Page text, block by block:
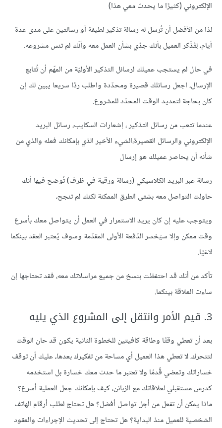
الإلكتروني (كثيرًا ما يحدث معي هذا)
لذا من الأفضل أن تُرسل له رسالة تذكير لطيفة أو رسالتين على مدى عدة
أيام، لِتُذّكر العميل بأنك جدّي بشأن العمل معه وأنّك لم تنس مشروعه.
في حال لم يستجب عميلك لرسائل التذكير الأوليّة من المهّم أن تُتابع
الإرسال، اجعل رسائلك قصيرة ومحدّدة واطلب ردًا سريعا يبين لك إن
كان بحاجة لتمديد الوقت المحدّد للمشروع.
عندما تتعب من رسائل التذكير ، إشعارات السكايب، رسائل البريد
الإلكتروني والرسائل القصيرة،الشيء الأخير الذي بإمكانك فعله والذي من
شأنه أن يحاصر عميلك هو إرسال
رسالة عبر البريد الكلاسيكي (رسالة ورقية في ظرف) تُوضح فيها أنك
حاولت التواصل معه بشتى الطرق الممكنة لكنك لم تنجح،
ويتوجب عليه إن كان يريد الاستمرار في العمل أن يتواصل معك بأسرع
وقت ممكن وإلا سيَخسر الدّفعة الأولى المقدّمة وسوف يُعتبر العقد بينكما
لاغيًا.
تأكد من أنك قد احتفظت بنسخ من جميع مراسلاتك معه، فقد تحتاجها إن
ساءت العلاقة بينكما.
3. قيم الأمر وانتقل إلى المشروع الذي يليه
بعد أن تعطي وقتًا وطاقة كافيتين للخطوة الثانية يكون قد حان الوقت
لتتحرك، لا تعطي هذا العميل أي مساحة من تفكيرك بعدها، عليك أن توقف
خساراتك وتمضي قُدمًا ولا تعتبر ما حدث معك خسارة بل استخدمه
كدرس مستقبلي لعلاقاتك مع الزبائن، كيف بإمكانك جعل العملية أسرع؟
ماذا يمكن أن تفعل من أجل تواصل أفضل؟ هل تحتاج لطلب أرقام الهاتف
الشخصية للعميل منذ البداية؟ هل تحتاج إلى تحديث الإجراءات والعقود